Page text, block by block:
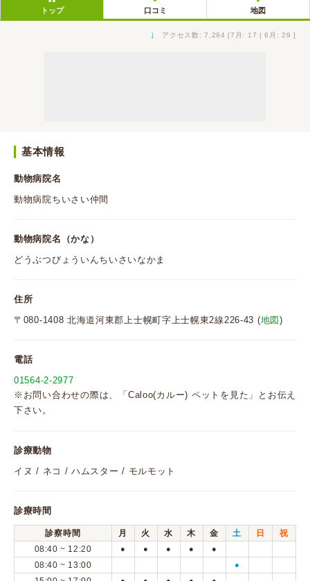
トップ 口コミ 地図
↓ アクセス数: 7,294 [7月: 17 | 6月: 29 ]
基本情報
動物病院名
動物病院ちいさい仲間
動物病院名（かな）
どうぶつびょういんちいさいなかま
住所
〒080-1408 北海道河東郡上士幌町字上士幌東2線226-43 (地図 )
電話
01564-2-2977
※お問い合わせの際は、「Caloo(カルー) ペットを見た」とお伝え
下さい。
診療動物
イヌ / ネコ / ハムスター / モルモット
診療時間
診察時間 月 火 水 木 金 土 日
祝
08:40 ~ 12:20
● ● ● ● ●
08:40 ~ 13:00 ●